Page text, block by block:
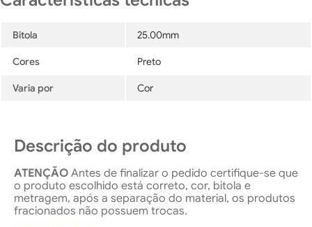
Bitola 25.00mm
Cores Preto
Varia por Cor
Descrição do produto
ATENÇÃO Antes de finalizar o pedido certifique-se que
o produto escolhido está correto, cor, bitola e
metragem, após a separação do material, os produtos
fracionados não possuem trocas.